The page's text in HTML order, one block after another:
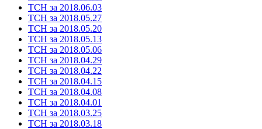
ТСН за 2018.06.03
ТСН за 2018.05.27
ТСН за 2018.05.20
ТСН за 2018.05.13
ТСН за 2018.05.06
ТСН за 2018.04.29
ТСН за 2018.04.22
ТСН за 2018.04.15
ТСН за 2018.04.08
ТСН за 2018.04.01
ТСН за 2018.03.25
ТСН за 2018.03.18